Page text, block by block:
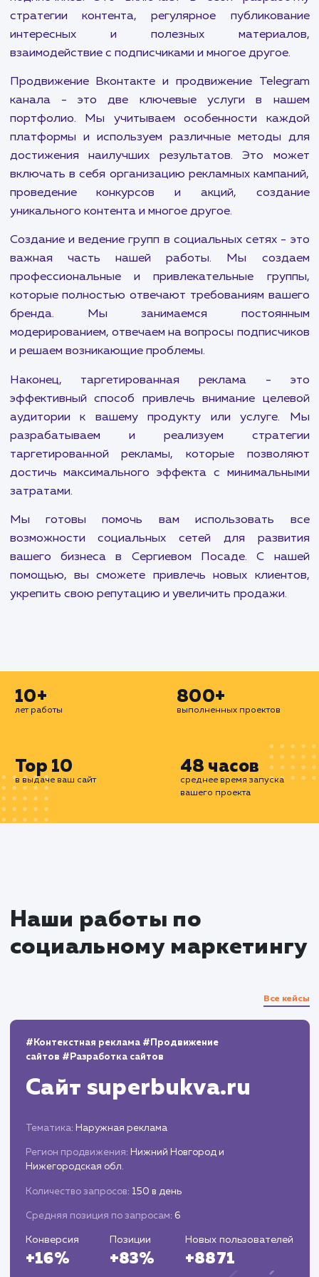
максимально эффективно использовать
социальных сетей. Мы предлагаем
решения, которые помогут вам привлечь и
целевую аудиторию, увеличить
бренда и увеличить продажи в Сергиевом
Продвижение в социальных сетях — это
мероприятий, которые помогут вам
активность на страницах вашего бренда,
взаимодействие с аудиторией и привлечь
подписчиков. Это включает в себя
интересных и полезных
взаимодействие с подписчиками и многое
Продвижение Вконтакте и продвижение
канала - это две ключевые услуги в
портфолио. Мы учитываем особенности
достижения наилучших результатов. Это
включать в себя организацию рекламных
проведение конкурсов и акций,
уникального контента и многое другое.
Создание и ведение групп в социальных сетях
важная часть нашей работы. Мы
профессиональные и привлекательные
которые полностью отвечают требованиям
бренда. Мы занимаемся
модерированием, отвечаем на вопросы
и решаем возникающие проблемы.
разрабатываем и реализуем
таргетированной рекламы, которые
затратами.
Мы готовы помочь вам использовать
возможности социальных сетей для
выполненных проектов
Top 10
в выдаче ваш сайт
вашего проекта
Наши работы по
социальному